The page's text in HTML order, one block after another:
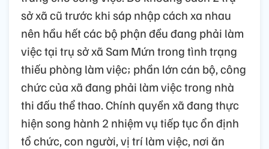
sở xã cũ trước khi sáp nhập cách xa nhau
nên hầu hết các bộ phận đều đang phải làm
việc tại trụ sở xã Sam Mứn trong tình trạng
thiếu phòng làm việc; phần lớn cán bộ, công
chức của xã đang phải làm việc trong nhà
thi đấu thể thao. Chính quyền xã đang thực
hiện song hành 2 nhiệm vụ tiếp tục ổn định
tổ chức, con người, vị trí làm việc, nơi ăn